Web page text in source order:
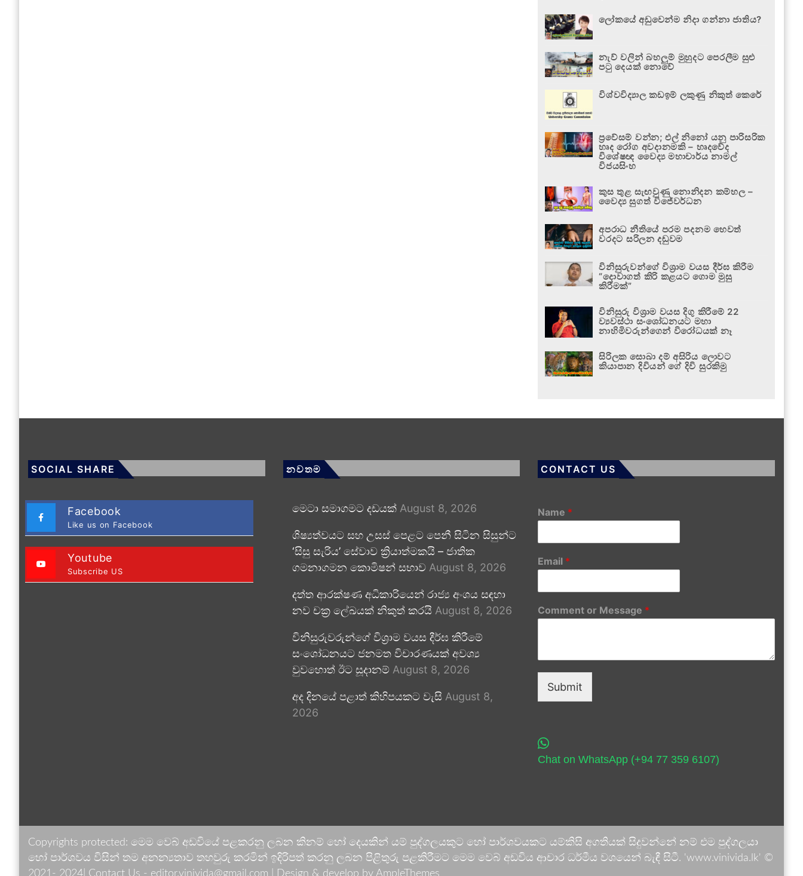
ලෝකයේ අඩුවෙන්ම නිදා ගන්නා ජාතිය?
නැව් වලින් බහලුම් මුහුදට පෙරලීම සුළු
පටු දෙයක් නොවේ
විශ්වවිද්‍යාල කඩඉම් ලකුණු නිකුත් කෙරේ
ප්‍රවේසම් වන්න; එල් නිනෝ යනු පාරිසරික
හෘද රෝග අවදානමකි – හෘදවේද
විශේෂඥ වෛද්‍ය මහාචාර්ය නාමල්
විජයසිංහ
කුස තුළ සැඟවුණු නොනිදන කම්හල –
වෛද්‍ය සුගත් විජේවර්ධන
අපරාධ නීතියේ පරම පදනම හෙවත්
වරදට සරිලන දඬුවම
විනිසුරුවන්ගේ විශ්‍රාම වයස දීර්ඝ කිරීම
“දොවාගත් කිරි කළයට ගොම මුසු
කිරීමක්”
විනිසුරු විශ්‍රාම වයස දිගු කිරීමේ 22
ව්‍යවස්ථා සංශෝධනයට මහා
නාහිමිවරුන්ගෙන් විරෝධයක් නෑ
සිරිලක සොබා දම් අසිරිය ලොවට
කියාපාන දිවියන් ගේ දිවි සුරකිමු
SOCIAL SHARE
Facebook
Like us on Facebook
Youtube
Subscribe US
නවතම
මෙටා සමාගමට දඩයක් August 8, 2026
ශිෂ්‍යත්වයට සහ උසස් පෙළට පෙනී සිටින සිසුන්ට
‘සිසු සැරිය’ සේවාව ක්‍රියාත්මකයි – ජාතික
ගමනාගමන කොමිෂන් සභාව August 8, 2026
දත්ත ආරක්ෂණ අධිකාරියෙන් රාජ්‍ය අංශය සඳහා
නව චක්‍ර ලේඛයක් නිකුත් කරයි August 8, 2026
විනිසුරුවරුන්ගේ විශ්‍රාම වයස දීර්ඝ කිරීමේ
සංශෝධනයට ජනමත විචාරණයක් අවශ්‍ය
වුවහොත් ඊට සූදානම් August 8, 2026
අද දිනයේ පළාත් කිහිපයකට වැසි August 8,
2026
CONTACT US
Name *
Email *
Comment or Message *
Submit
Chat on WhatsApp (+94 77 359 6107)
Copyrights protected: මෙම වෙබ් අඩවියේ පළකරනු ලබන කිනම් හෝ දෙයකින් යම් පුද්ගලයකුට හෝ පාර්ශවයකට යම්කිසි අගතියක් සිදුවන්නේ නම් එම පුද්ගලයා
හෝ පාර්ශවය විසින් තම අනන්‍යතාව තහවුරු කරමින් ඉදිරිපත් කරනු ලබන පිළිතුරු පළකිරීමට මෙම වෙබ් අඩවිය ආචාර ධර්මීය වශයෙන් බැඳී සිටී. 'www.vinivida.lk' ©
2021- 2024| Contact Us - editor.vinivida@gmail.com |
Design & develop by AmpleThemes